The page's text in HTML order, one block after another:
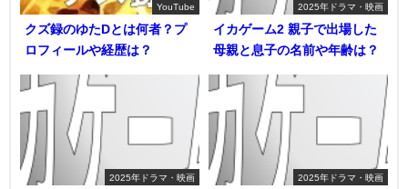
YouTube
クズ録のゆたDとは何者？プ
ロフィールや経歴は？
2025年ドラマ・映画
イカゲーム2 親子で出場した
母親と息子の名前や年齢は？
2025年ドラマ・映画 2025年ドラマ・映画